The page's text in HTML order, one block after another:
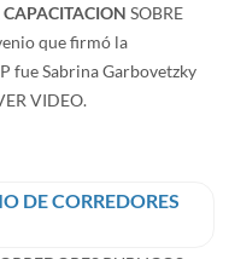
CAPACITACION SOBRE
que firmó la
fue Sabrina Garbovetzky
VIDEO.
DE CORREDORES